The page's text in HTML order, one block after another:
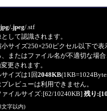
/.jpeg/.stf
して認識されます。
サイズ250×250ピクセル以下で表
またはファイル名が不適切な場
されます。
イズは1回2048KB
レビューは利用できません。
イルサイズ:[62/10240KB] 残り
文字以内)